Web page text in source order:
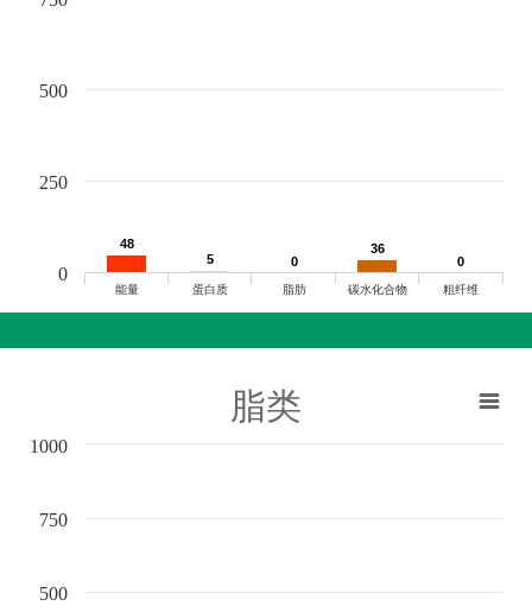
48
48
5
5 0
0
36
36
0
0
能量 蛋白质 脂肪 碳水化合物 粗纤维
0
250
500
脂类
500
750
1000